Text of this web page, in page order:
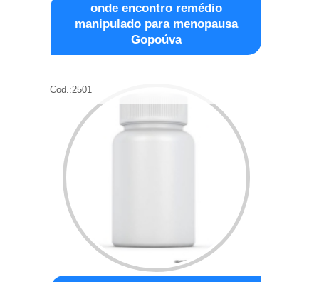
onde encontro remédio
manipulado para menopausa
Gopoúva
Cod.:2501